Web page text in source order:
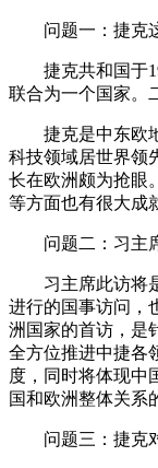
问题一：捷克这
捷克共和国于
联合为一个国家。
捷克是中东欧地
科技领域居世界领
长在欧洲颇为抢眼
等方面也有很大成
问题二：习主席
习主席此访将是
进行的国事访问，
洲国家的首访，是
全方位推进中捷各
度，同时将体现中
国和欧洲整体关系
问题三：捷克对